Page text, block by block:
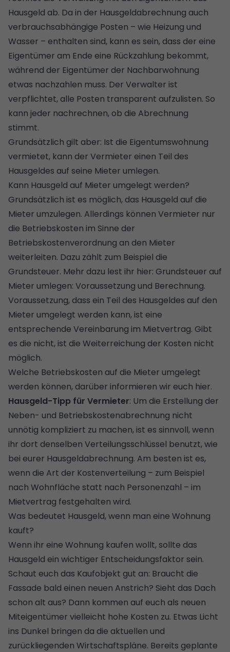
Hausgeld ab. Da in der Hausgeldabrechnung auch
verbrauchsabhängige Posten – wie Heizung und
Wasser – enthalten sind, kann es sein, dass der eine
Eigentümer am Ende eine Rückzahlung bekommt,
während der Eigentümer der Nachbarwohnung
etwas nachzahlen muss. Der Verwalter ist
verpflichtet, alle Posten transparent aufzulisten. So
kann jeder nachrechnen, ob die Abrechnung
stimmt.
Grundsätzlich gilt aber: Ist die Eigentumswohnung
vermietet, kann der Vermieter einen Teil des
Hausgeldes auf seine Mieter umlegen.
Kann Hausgeld auf Mieter umgelegt werden?
Grundsätzlich ist es möglich, das Hausgeld auf die
Mieter umzulegen. Allerdings können Vermieter nur
die Betriebskosten im Sinne der
Betriebskostenverordnung an den Mieter
weiterleiten. Dazu zählt zum Beispiel die
Grundsteuer. Mehr dazu lest ihr hier: Grundsteuer auf
Mieter umlegen: Voraussetzung und Berechnung.
Voraussetzung, dass ein Teil des Hausgeldes auf den
Mieter umgelegt werden kann, ist eine
entsprechende Vereinbarung im Mietvertrag. Gibt
es die nicht, ist die Weiterreichung der Kosten nicht
möglich.
Welche Betriebskosten auf die Mieter umgelegt
werden können, darüber informieren wir euch hier.
Hausgeld-Tipp für Vermieter: Um die Erstellung der
Neben- und Betriebskostenabrechnung nicht
unnötig kompliziert zu machen, ist es sinnvoll, wenn
ihr dort denselben Verteilungsschlüssel benutzt, wie
bei eurer Hausgeldabrechnung. Am besten ist es,
wenn die Art der Kostenverteilung – zum Beispiel
nach Wohnfläche statt nach Personenzahl – im
Mietvertrag festgehalten wird.
Was bedeutet Hausgeld, wenn man eine Wohnung
kauft?
Wenn ihr eine Wohnung kaufen wollt, sollte das
Hausgeld ein wichtiger Entscheidungsfaktor sein.
Schaut euch das Kaufobjekt gut an: Braucht die
Fassade bald einen neuen Anstrich? Sieht das Dach
schon alt aus? Dann kommen auf euch als neuen
Miteigentümer vielleicht hohe Kosten zu. Etwas Licht
ins Dunkel bringen da die aktuellen und
zurückliegenden Wirtschaftspläne. Bereits geplante